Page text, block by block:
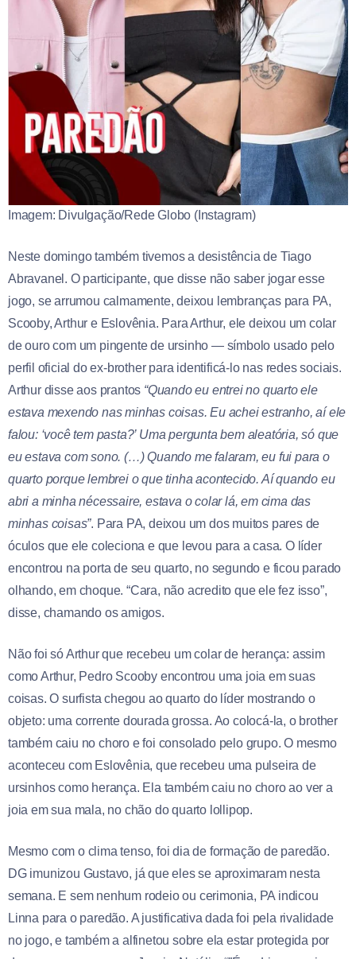
Imagem: Divulgação/Rede Globo (Instagram)
Neste domingo também tivemos a desistência de Tiago
Abravanel. O participante, que disse não saber jogar esse
jogo, se arrumou calmamente, deixou lembranças para PA,
Scooby, Arthur e Eslovênia. Para Arthur, ele deixou um colar
de ouro com um pingente de ursinho — símbolo usado pelo
perfil oficial do ex-brother para identificá-lo nas redes sociais.
Arthur disse aos prantos “Quando eu entrei no quarto ele
estava mexendo nas minhas coisas. Eu achei estranho, aí ele
falou: ‘você tem pasta?’ Uma pergunta bem aleatória, só que
eu estava com sono. (…) Quando me falaram, eu fui para o
quarto porque lembrei o que tinha acontecido. Aí quando eu
abri a minha nécessaire, estava o colar lá, em cima das
minhas coisas”. Para PA, deixou um dos muitos pares de
óculos que ele coleciona e que levou para a casa. O líder
encontrou na porta de seu quarto, no segundo e ficou parado
olhando, em choque. “Cara, não acredito que ele fez isso”,
disse, chamando os amigos.
Não foi só Arthur que recebeu um colar de herança: assim
como Arthur, Pedro Scooby encontrou uma joia em suas
coisas. O surfista chegou ao quarto do líder mostrando o
objeto: uma corrente dourada grossa. Ao colocá-la, o brother
também caiu no choro e foi consolado pelo grupo. O mesmo
aconteceu com Eslovênia, que recebeu uma pulseira de
ursinhos como herança. Ela também caiu no choro ao ver a
joia em sua mala, no chão do quarto lollipop.
Mesmo com o clima tenso, foi dia de formação de paredão.
DG imunizou Gustavo, já que eles se aproximaram nesta
semana. E sem nenhum rodeio ou cerimonia, PA indicou
Linna para o paredão. A justificativa dada foi pela rivalidade
no jogo, e também a alfinetou sobre ela estar protegida por